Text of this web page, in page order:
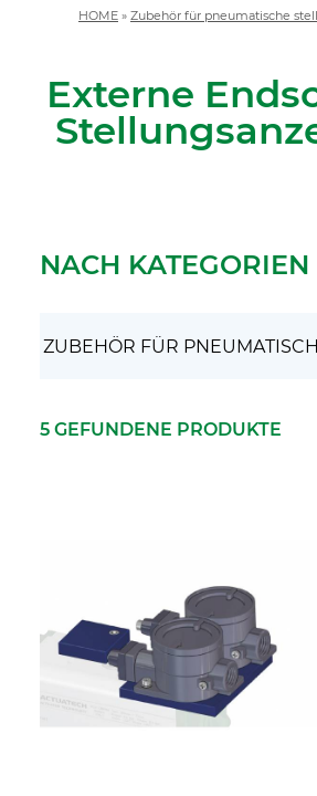
HOME » Zubehör für pneumatische
Externe
NACH KATEGORIEN
5 GEFUNDENE PRODUKTE